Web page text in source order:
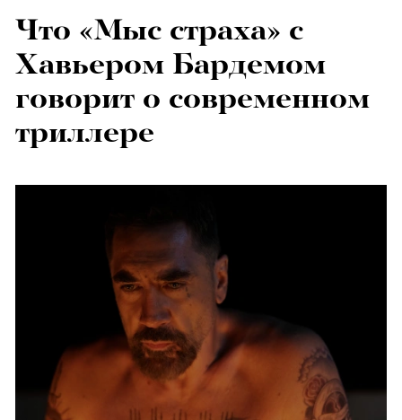
Что «Мыс страха» с
Хавьером Бардемом
говорит о современном
триллере